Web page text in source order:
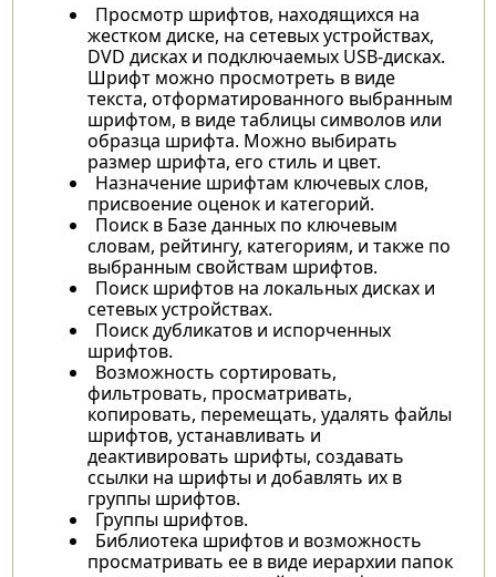
Просмотр шрифтов, находящихся на
жестком диске, на сетевых устройствах,
DVD дисках и подключаемых USB-дисках.
Шрифт можно просмотреть в виде
текста, отформатированного выбранным
шрифтом, в виде таблицы символов или
образца шрифта. Можно выбирать
размер шрифта, его стиль и цвет.
Назначение шрифтам ключевых слов,
присвоение оценок и категорий.
Поиск в Базе данных по ключевым
словам, рейтингу, категориям, и также по
выбранным свойствам шрифтов.
Поиск шрифтов на локальных дисках и
сетевых устройствах.
Поиск дубликатов и испорченных
шрифтов.
Возможность сортировать,
фильтровать, просматривать,
копировать, перемещать, удалять файлы
шрифтов, устанавливать и
деактивировать шрифты, создавать
ссылки на шрифты и добавлять их в
группы шрифтов.
Группы шрифтов.
Библиотека шрифтов и возможность
просматривать ее в виде иерархии папок